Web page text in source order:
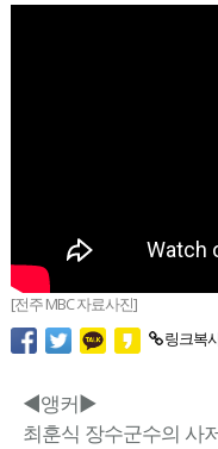
[전주 MBC 자료사진]
링크복
◀앵커▶
최훈식 장수군수의 사